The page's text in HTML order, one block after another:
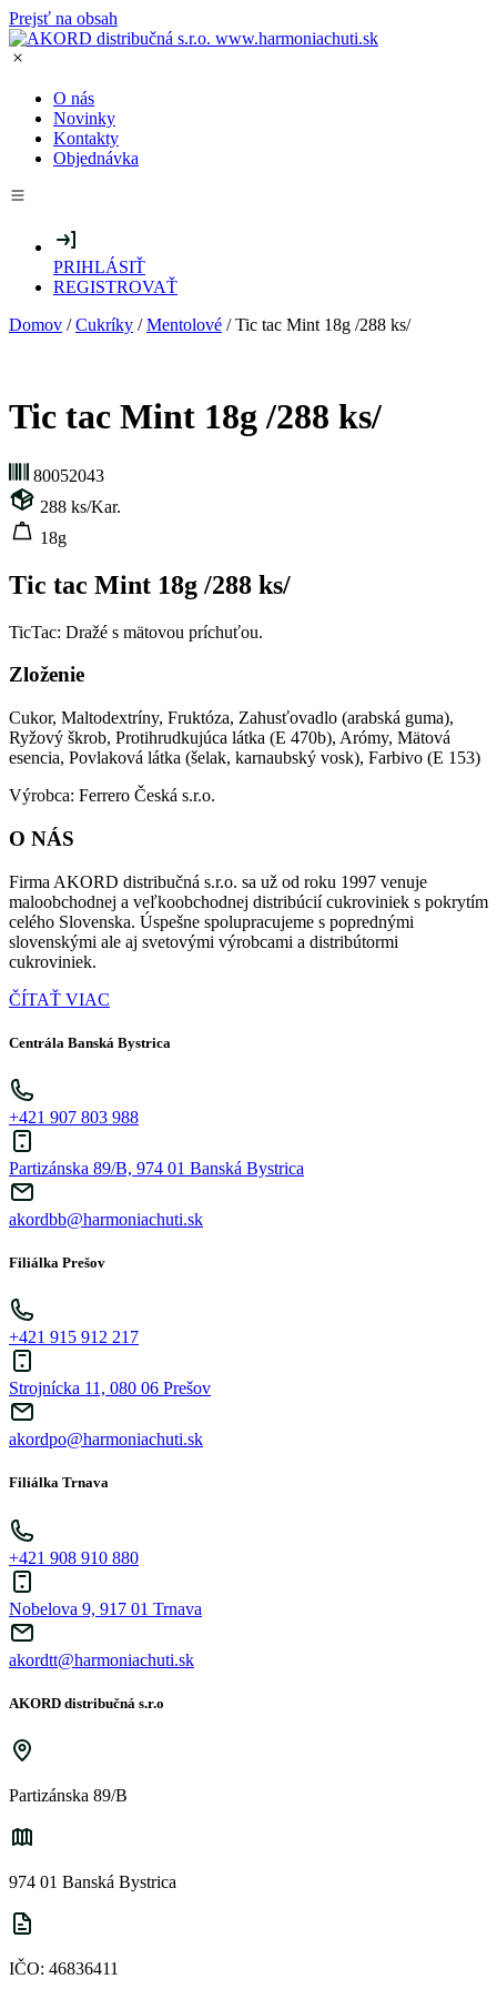
Prejsť na obsah
O nás
Novinky
Kontakty
Objednávka
PRIHLÁSIŤ
REGISTROVAŤ
Domov /Cukríky /Mentolové / Tic tac Mint 18g /288 ks/
Tic tac Mint 18g /288 ks/
80052043
288 ks/Kar.
18g
Tic tac Mint 18g /288 ks/
TicTac: Dražé s mätovou príchuťou.
Zloženie
Cukor, Maltodextríny, Fruktóza, Zahusťovadlo (arabská guma),
Ryžový škrob, Protihrudkujúca látka (E 470b), Arómy, Mätová
esencia, Povlaková látka (šelak, karnaubský vosk), Farbivo (E 153)
Výrobca: Ferrero Česká s.r.o.
O NÁS
Firma AKORD distribučná s.r.o. sa už od roku 1997 venuje
maloobchodnej a veľkoobchodnej distribúcií cukroviniek s pokrytím
celého Slovenska. Úspešne spolupracujeme s poprednými
slovenskými ale aj svetovými výrobcami a distribútormi
cukroviniek.
ČÍTAŤ VIAC
Centrála Banská Bystrica
+421 907 803 988
Partizánska 89/B, 974 01 Banská Bystrica
akordbb@harmoniachuti.sk
Filiálka Prešov
+421 915 912 217
Strojnícka 11, 080 06 Prešov
akordpo@harmoniachuti.sk
Filiálka Trnava
+421 908 910 880
Nobelova 9, 917 01 Trnava
akordtt@harmoniachuti.sk
AKORD distribučná s.r.o
Partizánska 89/B
974 01 Banská Bystrica
IČO: 46836411